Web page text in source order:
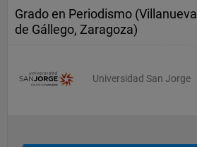
Grado en Periodismo (Villanueva
de Gállego, Zaragoza)
Universidad San Jorge